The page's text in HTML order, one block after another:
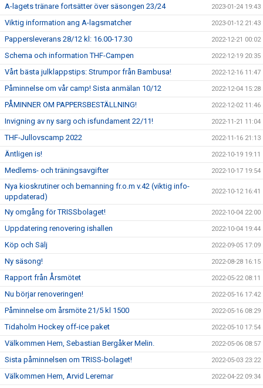
A-lagets tränare fortsätter över säsongen 23/24 2023-01-24 19:43
Viktig information ang A-lagsmatcher 2023-01-12 21:43
Pappersleverans 28/12 kl: 16.00-17.30 2022-12-21 00:02
Schema och information THF-Campen 2022-12-19 20:35
Vårt bästa julklappstips: Strumpor från Bambusa! 2022-12-16 11:47
Påminnelse om vår camp! Sista anmälan 10/12 2022-12-04 15:28
PÅMINNER OM PAPPERSBESTÄLLNING! 2022-12-02 11:46
Invigning av ny sarg och isfundament 22/11! 2022-11-21 11:04
THF-Jullovscamp 2022 2022-11-16 21:13
Äntligen is! 2022-10-19 19:11
Medlems- och träningsavgifter 2022-10-17 19:54
Nya kioskrutiner och bemanning fr.o.m v.42 (viktig info-
uppdaterad)
2022-10-12 16:41
Ny omgång för TRISSbolaget! 2022-10-04 22:00
Uppdatering renovering ishallen 2022-10-04 19:44
Köp och Sälj 2022-09-05 17:09
Ny säsong! 2022-08-28 16:15
Rapport från Årsmötet 2022-05-22 08:11
Nu börjar renoveringen! 2022-05-16 17:42
Påminnelse om årsmöte 21/5 kl 1500 2022-05-16 08:29
Tidaholm Hockey off-ice paket 2022-05-10 17:54
Välkommen Hem, Sebastian Bergåker Melin. 2022-05-06 08:57
Sista påminnelsen om TRISS-bolaget! 2022-05-03 23:22
Välkommen Hem, Arvid Leremar 2022-04-22 09:34